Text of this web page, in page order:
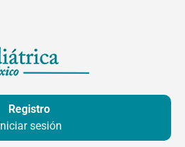
Registro
sesión